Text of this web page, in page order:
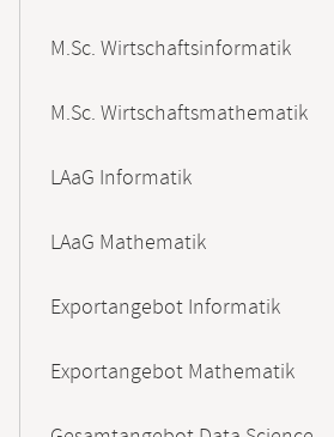
M.Sc. Wirtschaftsinformatik
M.Sc. Wirtschaftsmathematik
LAaG Informatik
LAaG Mathematik
Exportangebot Informatik
Exportangebot Mathematik